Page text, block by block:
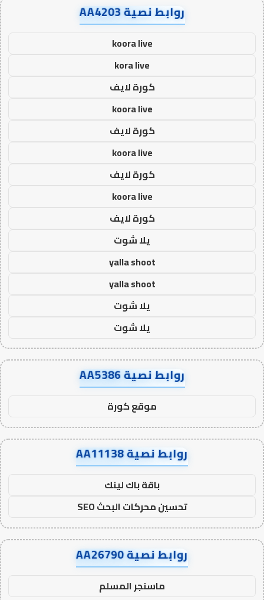
روابط نصية AA4203
koora live
kora live
كورة لايف
koora live
كورة لايف
koora live
كورة لايف
koora live
كورة لايف
يلا شوت
yalla shoot
yalla shoot
يلا شوت
يلا شوت
روابط نصية AA5386
موقع كورة
روابط نصية AA11138
باقة باك لينك
تحسين محركات البحث SEO
روابط نصية AA26790
ماسنجر المسلم